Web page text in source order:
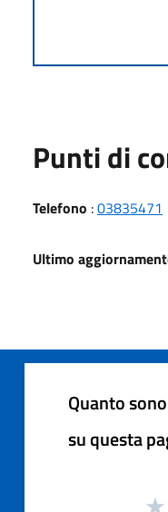
Punti di
Telefono :03835471
Ultimo
Quanto
su questa